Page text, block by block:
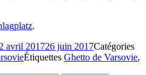
.
avril 201726 juin 2017Catégories
Étiquettes Ghetto de Varsovie,